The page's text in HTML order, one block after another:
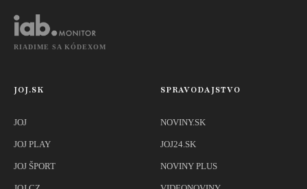
RIADIME SA KÓDEXOM
JOJ.SK
JOJ
JOJ PLAY
JOJ ŠPORT
SPRAVODAJSTVO
NOVINY.SK
JOJ24.SK
NOVINY PLUS